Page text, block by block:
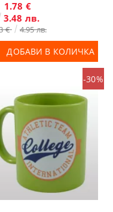
1.78 €
3.48 лв.
€ 4.95 лв.
ДОБАВИ В КОЛИЧКА
-30%